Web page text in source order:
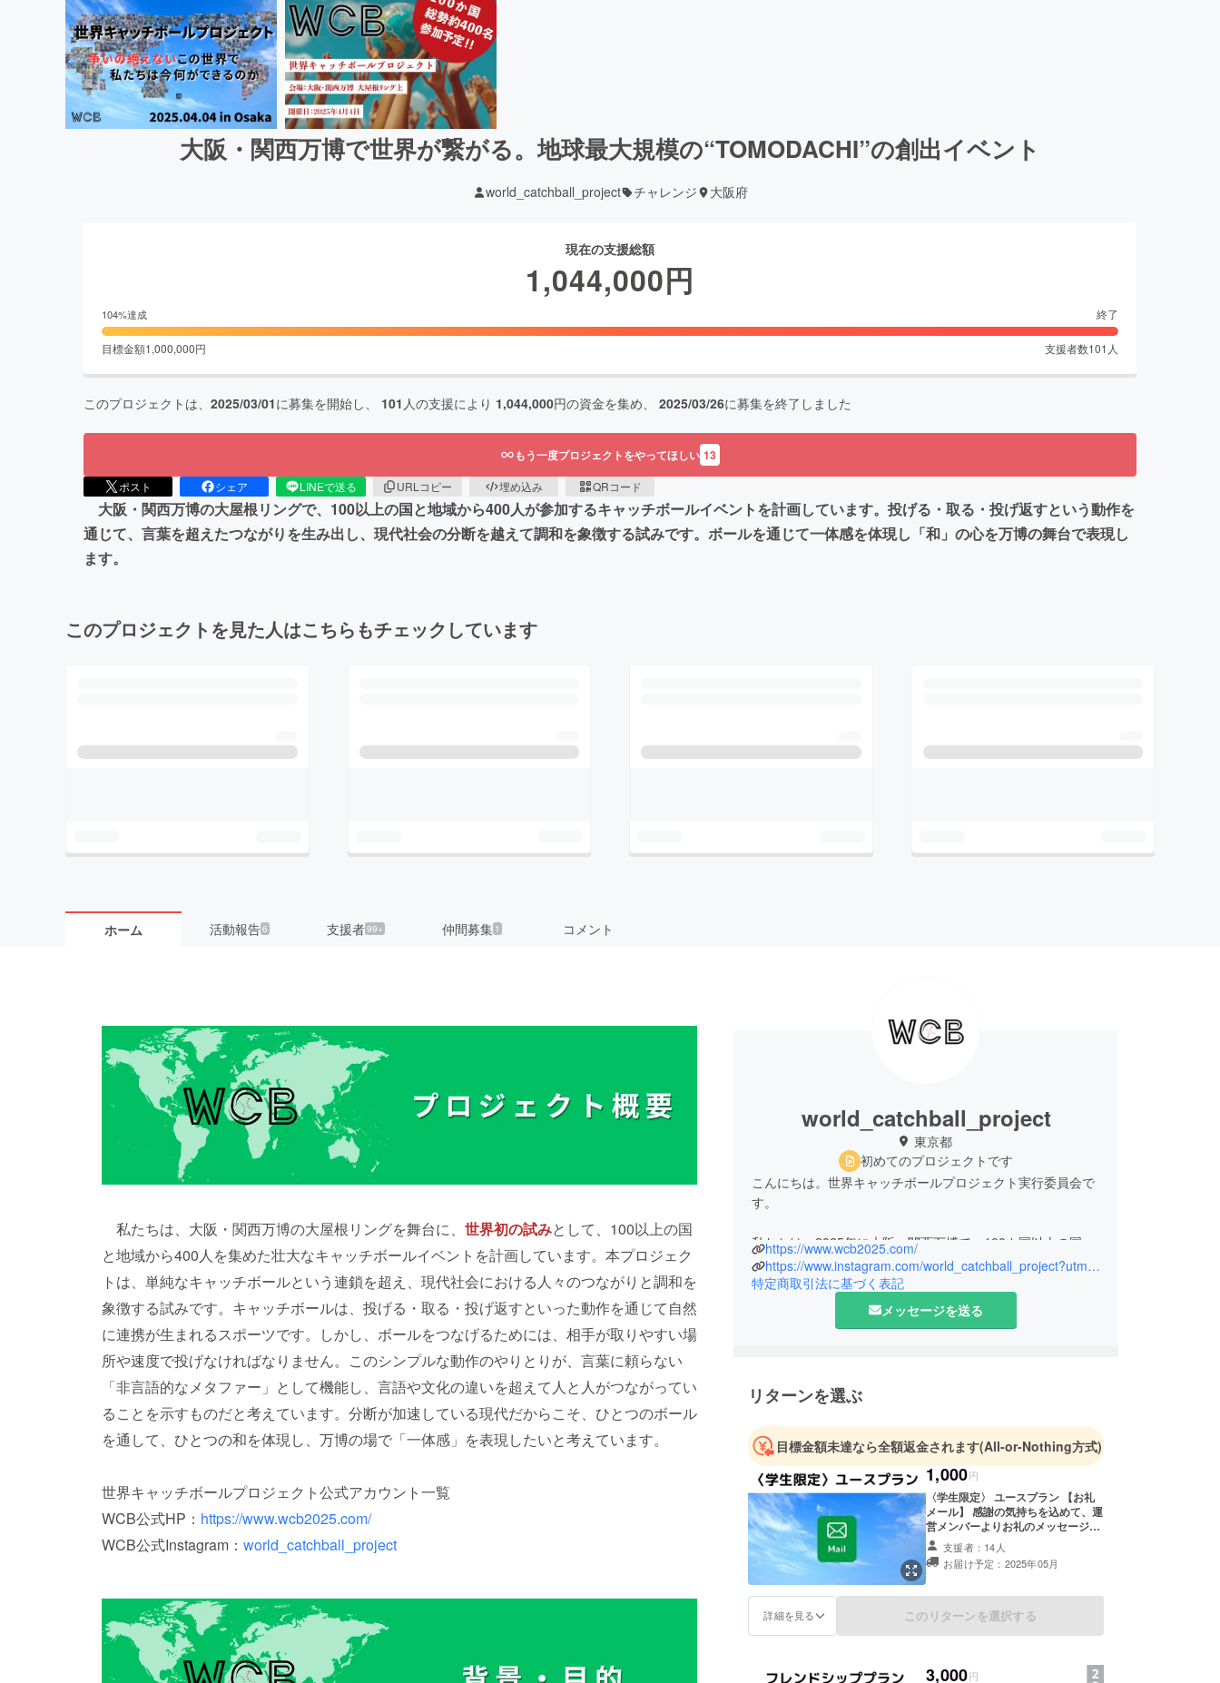
大阪・関西万博で世界が繋がる。地球最大規模の“TOMODACHI”の創出イベント
world_catchball_project チャレンジ 大阪府
現在の支援総額
1,044,000円
104%達成 終了
目標金額1,000,000円 支援者数101 人
このプロジェクトは、 2025/03/01に募集を開始し、 101 人の支援により 1,044,000円の資金を集め、 2025/03/26に募集を終了しました
もう一度プロジェクトをやってほしい 13
ポスト シェア LINEで送る URLコピー 埋め込み QRコード
大阪・関西万博の大屋根リングで、100以上の国と地域から400人が参加するキャッチボールイベントを計画しています。投げる・取る・投げ返すという動作を
通じて、言葉を超えたつながりを生み出し、現代社会の分断を越えて調和を象徴する試みです。ボールを通じて一体感を体現し「和」の心を万博の舞台で表現し
ます。
このプロジェクトを見た人はこちらもチェックしています
ホーム 活動報告6 支援者99+ 仲間募集 1 コメント
私たちは、大阪・関西万博の大屋根リングを舞台に、 世界初の試みとして、100以上の国
と地域から400人を集めた壮大なキャッチボールイベントを計画しています。本プロジェク
トは、単純なキャッチボールという連鎖を超え、現代社会における人々のつながりと調和を
象徴する試みです。キャッチボールは、投げる・取る・投げ返すといった動作を通じて自然
に連携が生まれるスポーツです。しかし、ボールをつなげるためには、相手が取りやすい場
所や速度で投げなければなりません。このシンプルな動作のやりとりが、言葉に頼らない
「非言語的なメタファー」として機能し、言語や文化の違いを超えて人と人がつながってい
ることを示すものだと考えています。分断が加速している現代だからこそ、ひとつのボール
を通して、ひとつの和を体現し、万博の場で「一体感」を表現したいと考えています。
世界キャッチボールプロジェクト公式アカウント一覧
WCB公式HP： https://www.wcb2025.com/
WCB公式Instagram： world_catchball_project
world_catchball_project
東京都
初めてのプロジェクトです
こんにちは。世界キャッチボールプロジェクト実行委員会で
す。
私たちは、2025年に大阪・関西万博で、100カ国以上の国か
ら400人を集めた壮大なキャッチボールイベントを開催しま
す！
キャッチボールは、相手の取りやすい位置に投げ、それを受
強力なツールとなります。キャッチボールという行動を通し
う！このプロジェクトを通して、異なる文化や背景をもつ
人々が友情を育み、偏見を減らし、より多様で共生できる社
会を築いていきたいと考えています。
イベント当日は、大阪・関西万博のメインシンボルである、
円周2キロの「大屋根リング」は、小さな地球を体現してい
る建築物です。そんな大屋根リングを舞台に、リレー形式で
キャッチボールを繋げていきます。他にも、各国に興味を
もってもらうために、参加者の皆様には多様な文化を視覚的
にも聴覚的にも楽しむことができるような様々な演出も計画
中です！
https://www.wcb2025.com/
https://www.instagram.com/world_catchball_project?utm_source=ig_web_button_share_sheet&igsh=ZDNlZDc0MzIxNw==
特定商取引法に基づく表記
メッセージを送る
リターンを選ぶ
目標金額未達なら全額返金されます(All-or-Nothing方式)
1,000円
〈学生限定〉 ユースプラン 【お礼
メール】 感謝の気持ちを込めて、運
営メンバーよりお礼のメッセージを
お送りいたします。 ※〈学生限定〉
ユースプランとフレンドシッププラ
ンのリターン内容は同一です。
支援者：14人
お届け予定：2025年05月
詳細を見る このリターンを選択する
3,000円